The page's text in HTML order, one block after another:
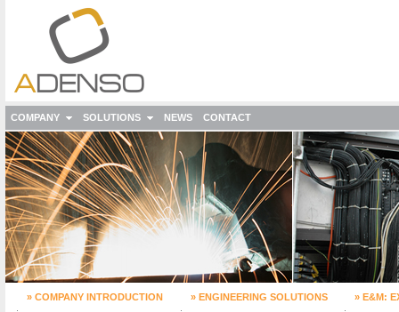
COMPANY SOLUTIONS NEWS CONTACT
» COMPANY INTRODUCTION
» ENGINEERING SOLUTIONS
» E&M: